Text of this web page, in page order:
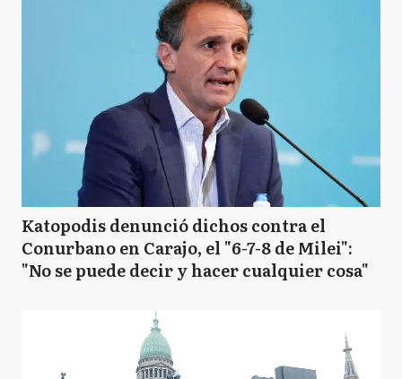
Katopodis denunció dichos contra el
Conurbano en Carajo, el "6-7-8 de Milei":
"No se puede decir y hacer cualquier cosa"